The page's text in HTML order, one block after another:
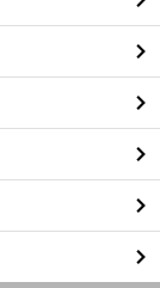
閉
る